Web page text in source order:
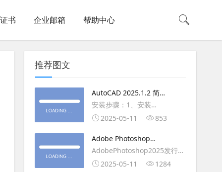
书 企业邮箱 帮助中心
推荐图文
AutoCAD 2025.1.2 简体
中文版（64位）破解版下
载
安装步骤：1、安装
AutoCAD_2025.1.2_Update3、
复制Crack里面的文件到
AutoCAD安装目录里，覆盖同
2025-05-11 853
Adobe Photoshop
2025（v26.6.1）多语言
破解版下载
AdobePhotoshop2025发行
年：2025版本：26.6.1.7开发
2025-05-11 1284